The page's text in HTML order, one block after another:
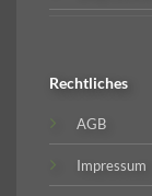
Rechtliches
AGB
Impressum